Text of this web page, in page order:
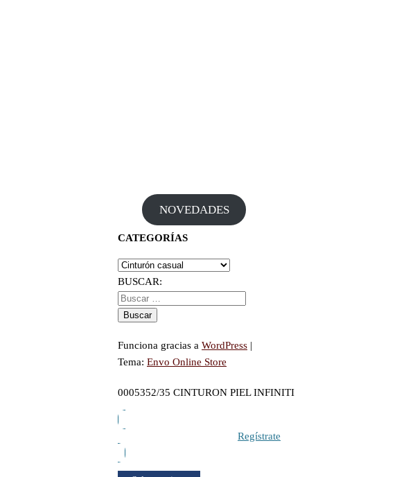
NOVEDADES
CATEGORÍAS
BUSCAR:
Funciona gracias a WordPress |
Tema: Envo Online Store
0005352/35 CINTURON PIEL INFINITI
Regístrate